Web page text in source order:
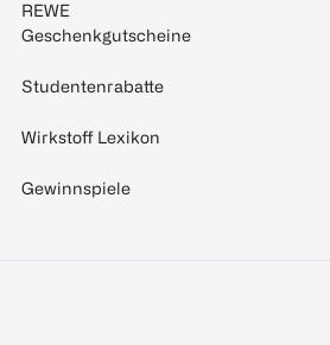
REWE
Geschenkgutscheine
Studentenrabatte
Wirkstoff Lexikon
Gewinnspiele